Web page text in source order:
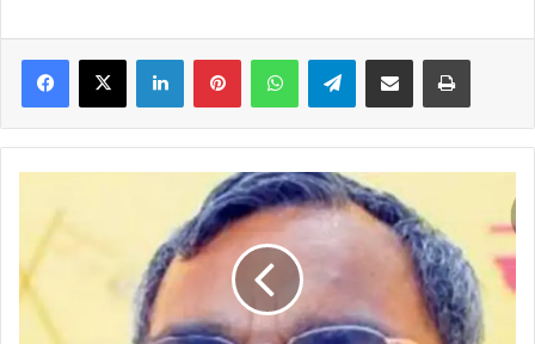
Facebook
X LinkedInPinterestWhatsAppTelegramShare via Email Print
तो
भारत